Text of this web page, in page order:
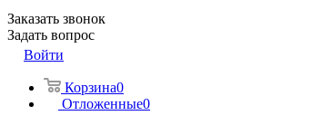
Заказать звонок
Задать вопрос
Войти
Корзина0
Отложенные0